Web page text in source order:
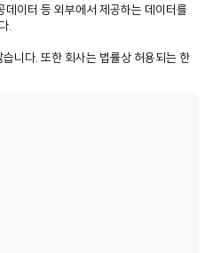
이터 등 외부에서 제공하는 데이터를
.
니다. 또한 회사는 법률상 허용되는 한